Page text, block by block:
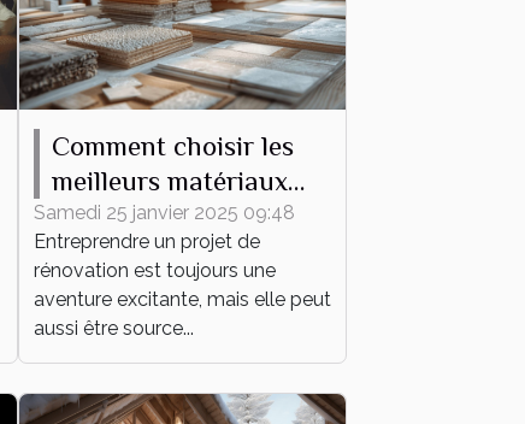
Comment choisir les
meilleurs matériaux
pour votre projet de
rénovation
Samedi 25 janvier 2025 09:48
Entreprendre un projet de
rénovation est toujours une
aventure excitante, mais elle peut
aussi être source...